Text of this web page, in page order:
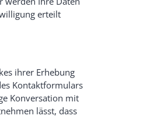
erteilt
ihrer Erhebung
Kontaktformulars
Konversation mit
lässt, dass